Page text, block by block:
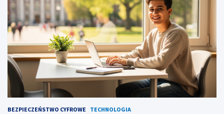
BEZPIECZEŃSTWO CYFROWE TECHNOLOGIA